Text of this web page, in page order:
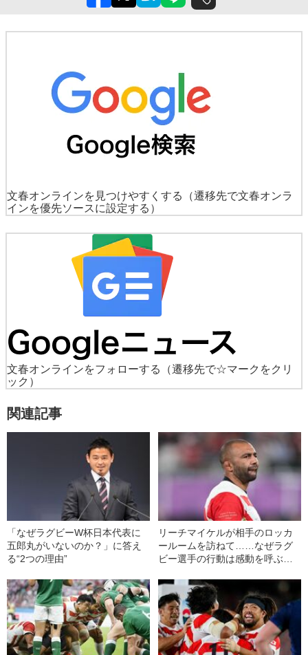
文春オンラインを見つけやすくする
（遷移先で文春オンラ
インを優先ソースに設定する）
文春オンラインをフォローする
（遷移先で☆マークをクリ
ック）
関連記事
「なぜラグビーW杯日本代表に
五郎丸がいないのか？」に答え
る“2つの理由”
リーチマイケルが相手のロッカ
ールームを訪ねて……なぜラグ
ビー選手の行動は感動を呼ぶの